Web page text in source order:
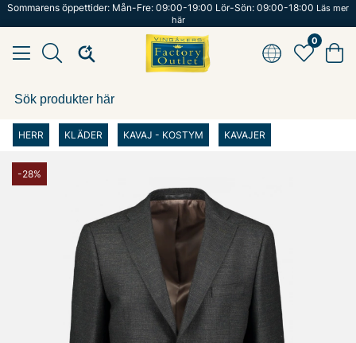
Sommarens öppettider: Mån-Fre: 09:00-19:00 Lör-Sön: 09:00-18:00 Läs mer
här
0
HERR KLÄDER KAVAJ - KOSTYM KAVAJER
-28%